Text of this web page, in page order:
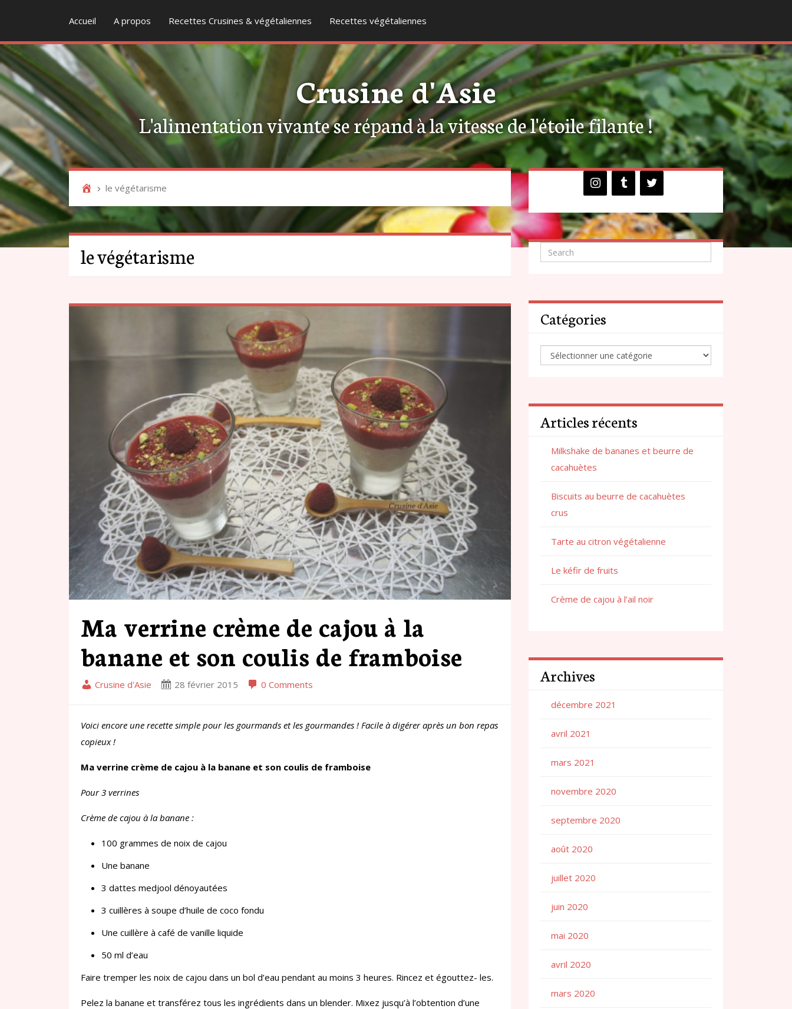
Accueil A propos Recettes Crusines & végétaliennes Recettes végétaliennes
Crusine d'Asie
L'alimentation vivante se répand à la vitesse de l'étoile filante !
le végétarisme
le végétarisme
Ma verrine crème de cajou à la
banane et son coulis de framboise
Crusine d'Asie 28 février 2015 0 Comments
Voici encore une recette simple pour les gourmands et les gourmandes ! Facile à digérer après un bon repas
copieux !
Ma verrine crème de cajou à la banane et son coulis de framboise
Pour 3 verrines
Crème de cajou à la banane :
100 grammes de noix de cajou
Une banane
3 dattes medjool dénoyautées
3 cuillères à soupe d’huile de coco fondu
Une cuillère à café de vanille liquide
50 ml d’eau
Faire tremper les noix de cajou dans un bol d’eau pendant au moins 3 heures. Rincez et égouttez- les.
Pelez la banane et transférez tous les ingrédients dans un blender. Mixez jusqu’à l’obtention d’une
Catégories
Articles récents
Milkshake de bananes et beurre de
cacahuètes
Biscuits au beurre de cacahuètes
crus
Tarte au citron végétalienne
Le kéfir de fruits
Crème de cajou à l’ail noir
Archives
décembre 2021
avril 2021
mars 2021
novembre 2020
septembre 2020
août 2020
juillet 2020
juin 2020
mai 2020
avril 2020
mars 2020